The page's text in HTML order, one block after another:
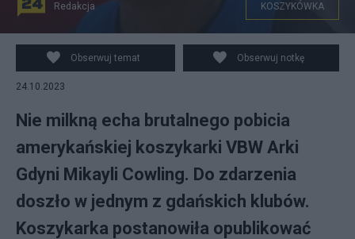
fot. Facebook
Redakcja KOSZYKÓWKA
Obserwuj temat Obserwuj notkę
24.10.2023
Nie milkną echa brutalnego pobicia
amerykańskiej koszykarki VBW Arki
Gdyni Mikayli Cowling. Do zdarzenia
doszło w jednym z gdańskich klubów.
Koszykarka postanowiła opublikować